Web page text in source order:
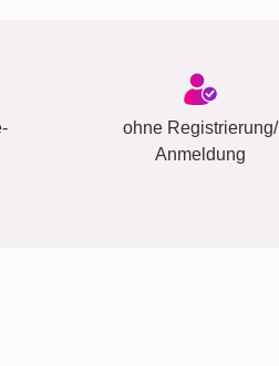
ohne Registrierung/
Anmeldung